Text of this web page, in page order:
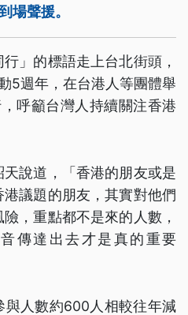
場聲援。
」的標語走上台北街頭，
5週年，在台港人等團體舉
呼籲台灣人持續關注香港
說道，「香港的朋友或是
議題的朋友，其實對他們
，重點都不是來的人數，
傳達出去才是真的重要
與人數約600人相較往年減